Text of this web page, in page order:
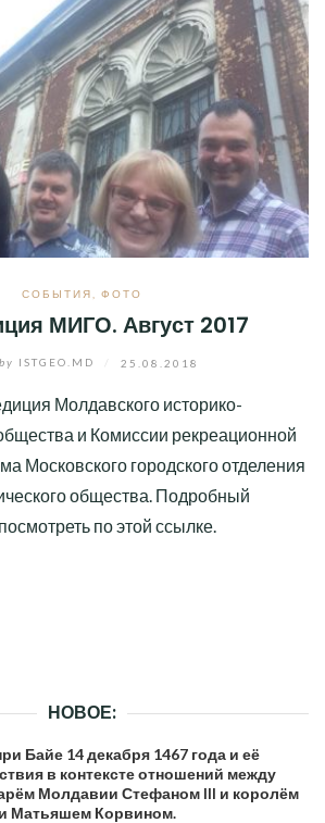
СОБЫТИЯ ФОТО
МИГО. Август 2017
by ISTGEO.MD 25.08.2018
Молдавского историко-
и Комиссии рекреационной
Московского городского отделения
общества. Подробный
по этой ссылке.
НОВОЕ:
Байе 14 декабря 1467 года и её
в контексте отношений между
Молдавии Стефаном III и королём
Матьяшем Корвином.